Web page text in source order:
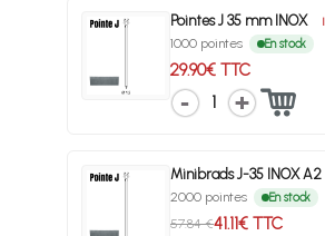
Pointes J 35 mm INOX
1000 pointes En stock
29.90€ TTC
1
Minibrads J-35 INOX A2
2000 pointes En stock
57.84 €41.11€ TTC